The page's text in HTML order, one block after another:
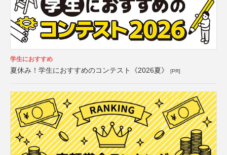
学生におすすめ
夏休み！学生におすすめのコンテスト《2026夏》 [PR]